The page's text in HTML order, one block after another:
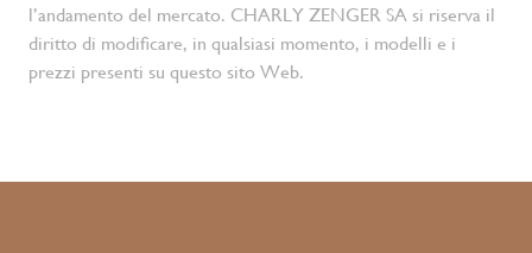
l’andamento del mercato. CHARLY ZENGER SA si riserva il
diritto di modificare, in qualsiasi momento, i modelli e i
prezzi presenti su questo sito Web.